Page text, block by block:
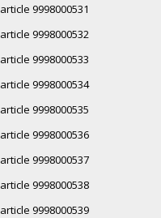
article 9998000531
article 9998000532
article 9998000533
article 9998000534
article 9998000535
article 9998000536
article 9998000537
article 9998000538
article 9998000539